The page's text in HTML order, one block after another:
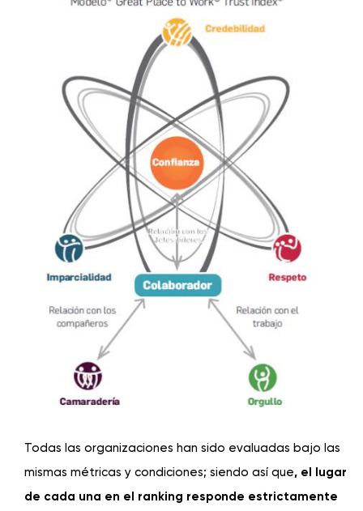
Todas las organizaciones han sido evaluadas bajo las
mismas métricas y condiciones; siendo así que, el lugar
de cada una en el ranking responde estrictamente